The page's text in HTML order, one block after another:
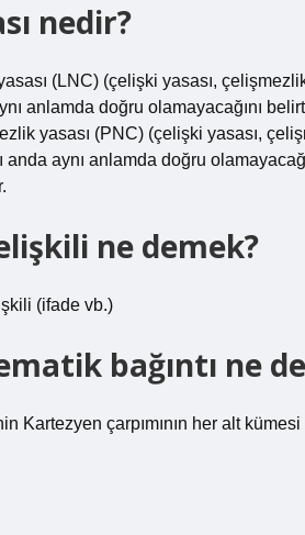
nedir?
(LNC) (çelişki yasası,
anlamda doğru olamayacağını
yasası (PNC) (çelişki yasası,
aynı anlamda doğru
ne demek?
(ifade vb.)
bağıntı ne
Kartezyen çarpımının her alt kümesi